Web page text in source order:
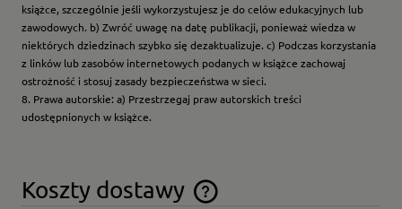
książce, szczególnie jeśli wykorzystujesz je do celów edukacyjnych lub
zawodowych. b) Zwróć uwagę na datę publikacji, ponieważ wiedza w
niektórych dziedzinach szybko się dezaktualizuje. c) Podczas korzystania
z linków lub zasobów internetowych podanych w książce zachowaj
ostrożność i stosuj zasady bezpieczeństwa w sieci.
8. Prawa autorskie: a) Przestrzegaj praw autorskich treści
udostępnionych w książce.
Koszty dostawy
Cena nie zawiera ewentualnych kosztów płatności